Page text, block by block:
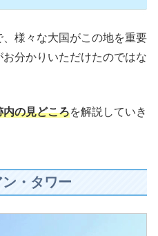
様々な大国がこの地を重要
分かりいただけたのではな
内の見どころを解説していき
・タワー